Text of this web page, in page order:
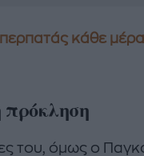
κάθε μέρα
του, όμως ο